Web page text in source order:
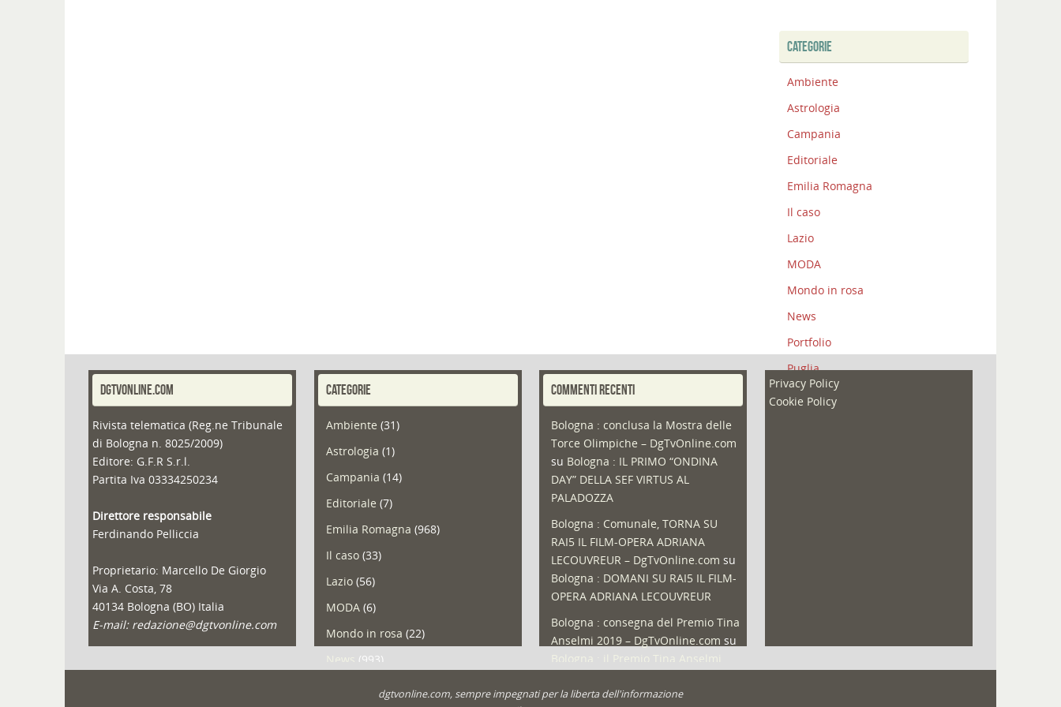
CATEGORIE
Ambiente
Astrologia
Campania
Editoriale
Emilia Romagna
Il caso
Lazio
MODA
Mondo in rosa
News
Portfolio
Puglia
Redazioni
DGTVONLINE.COM
Rivista telematica (Reg.ne Tribunale
di Bologna n. 8025/2009)
Editore: G.F.R S.r.l.
Partita Iva 03334250234
Direttore responsabile
Ferdinando Pelliccia
Proprietario: Marcello De Giorgio
Via A. Costa, 78
40134 Bologna (BO) Italia
E-mail: redazione@dgtvonline.com
CATEGORIE
Ambiente (31)
Astrologia (1)
Campania (14)
Editoriale (7)
Emilia Romagna (968)
Il caso(33)
Lazio(56)
MODA(6)
Mondo in rosa (22)
(993)
COMMENTI RECENTI
Bologna : conclusa la Mostra delle
Torce Olimpiche – DgTvOnline.com
su Bologna : IL PRIMO “ONDINA
DAY” DELLA SEF VIRTUS AL
PALADOZZA
Bologna : Comunale, TORNA SU
RAI5 IL FILM-OPERA ADRIANA
LECOUVREUR – DgTvOnline.com su
Bologna : DOMANI SU RAI5 IL FILM-
OPERA ADRIANA LECOUVREUR
Bologna : consegna del Premio Tina
Anselmi 2019 – DgTvOnline.com su
Privacy Policy
Cookie Policy
dgtvonline.com, sempre impegnati per la liberta dell'informazione